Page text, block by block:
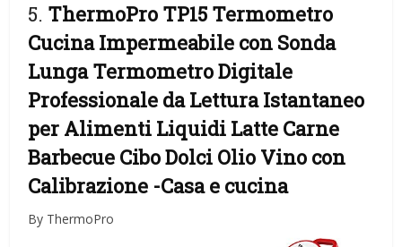
5. ThermoPro TP15 Termometro
Cucina Impermeabile con Sonda
Lunga Termometro Digitale
Professionale da Lettura Istantaneo
per Alimenti Liquidi Latte Carne
Barbecue Cibo Dolci Olio Vino con
Calibrazione -Casa e cucina
By ThermoPro